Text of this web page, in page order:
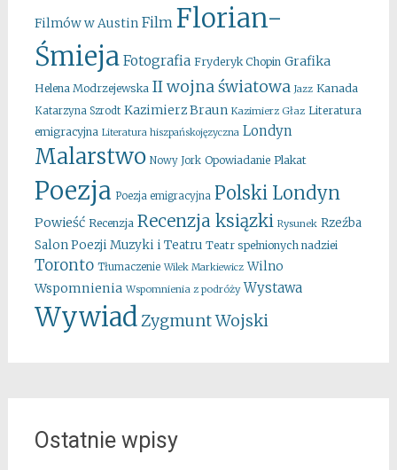
Filmów w Austin Film Florian-
Śmieja Fotografia Fryderyk Chopin Grafika
Helena Modrzejewska II wojna światowa Jazz Kanada
Katarzyna Szrodt Kazimierz Braun Kazimierz Głaz Literatura
emigracyjna Literatura hiszpańskojęzyczna Londyn
Malarstwo Nowy Jork Opowiadanie Plakat
Poezja Poezja emigracyjna Polski Londyn
Powieść Recenzja Recenzja ksiązki Rysunek Rzeźba
Salon Poezji Muzyki i Teatru Teatr spełnionych nadziei
Toronto Tłumaczenie Wilek Markiewicz Wilno
Wspomnienia Wspomnienia z podróży Wystawa
WywiadZygmunt Wojski
Ostatnie wpisy